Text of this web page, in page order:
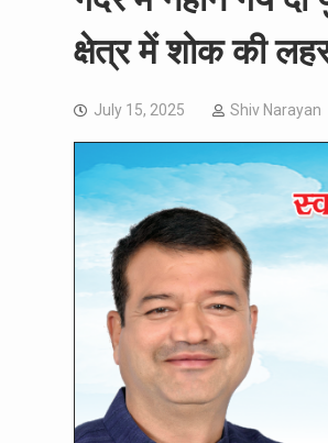
क्षेत्र में शोक की
July 15, 2025 Shiv Narayan